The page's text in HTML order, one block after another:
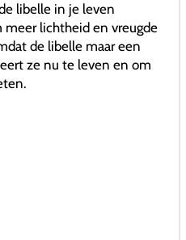
libelle in je leven
meer lichtheid en vreugde
de libelle maar een
ze nu te leven en om